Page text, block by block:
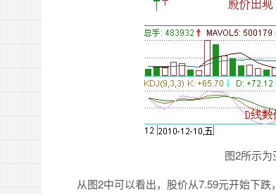
图2所示为亚
从图2中可以看出，股价从7.59元开始下跌